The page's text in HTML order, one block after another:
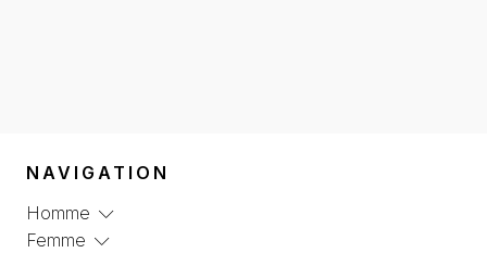
NAVIGATION
Homme
Femme